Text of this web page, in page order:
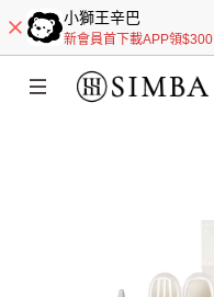
小獅王辛巴
新會員首下載APP領$300